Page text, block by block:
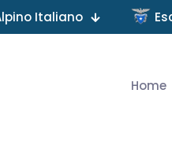
Italiano
Home